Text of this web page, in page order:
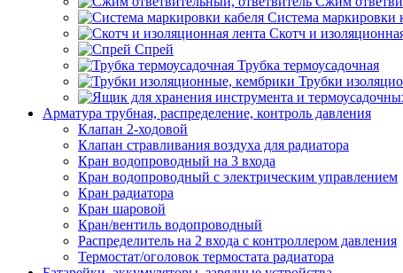
Система маркировки
Скотч и
Спрей
Трубка термоусадочная
Трубки
Арматура трубная, распределение, контроль давления
Клапан 2-ходовой
Клапан стравливания воздуха для радиатора
Кран водопроводный на 3 входа
Кран водопроводный с электрическим управлением
Кран радиатора
Кран шаровой
Кран/вентиль водопроводный
Распределитель на 2 входа с контроллером давления
Термостат/оголовок термостата радиатора